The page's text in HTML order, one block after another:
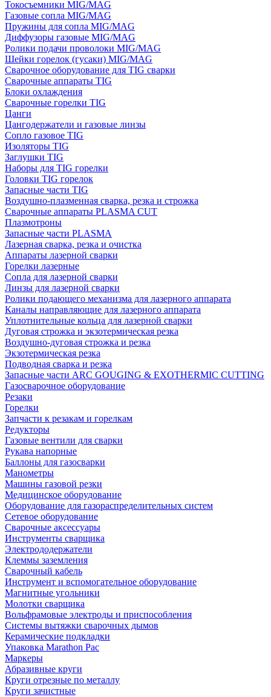
Токосъемники MIG/MAG
Газовые сопла MIG/MAG
Пружины для сопла MIG/MAG
Диффузоры газовые MIG/MAG
Ролики подачи проволоки MIG/MAG
Шейки горелок (гусаки) MIG/MAG
Сварочное оборудование для TIG сварки
Сварочные аппараты TIG
Блоки охлаждения
Сварочные горелки TIG
Цанги
Цангодержатели и газовые линзы
Сопло газовое TIG
Изоляторы TIG
Заглушки TIG
Наборы для TIG горелки
Головки TIG горелок
Запасные части TIG
Воздушно-плазменная сварка, резка и строжка
Сварочные аппараты PLASMA CUT
Плазмотроны
Запасные части PLASMA
Лазерная сварка, резка и очистка
Аппараты лазерной сварки
Горелки лазерные
Сопла для лазерной сварки
Линзы для лазерной сварки
Ролики подающего механизма для лазерного аппарата
Каналы направляющие для лазерного аппарата
Уплотнительные кольца для лазерной сварки
Дуговая строжка и экзотермическая резка
Воздушно-дуговая строжка и резка
Экзотермическая резка
Подводная сварка и резка
Запасные части ARC GOUGING & EXOTHERMIC CUTTING
Газосварочное оборудование
Резаки
Горелки
Запчасти к резакам и горелкам
Редукторы
Газовые вентили для сварки
Рукава напорные
Баллоны для газосварки
Манометры
Машины газовой резки
Медицинское оборудование
Оборудование для газораспределительных систем
Сетевое оборудование
Сварочные аксессуары
Инструменты сварщика
Электрододержатели
Клеммы заземления
Сварочный кабель
Инструмент и вспомогательное оборудование
Магнитные угольники
Молотки сварщика
Вольфрамовые электроды и приспособления
Системы вытяжки сварочных дымов
Керамические подкладки
Упаковка Marathon Pac
Маркеры
Абразивные круги
Круги отрезные по металлу
Круги зачистные